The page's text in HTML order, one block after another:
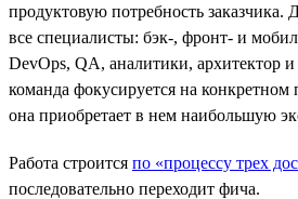
продуктовую потребность заказчика.
все специалисты: бэк-, фронт- и
DevOps, QA, аналитики, архитектор
команда фокусируется на конкретном
она приобретает в нем наибольшую
Работа строится по «процессу трех
последовательно переходит фича.